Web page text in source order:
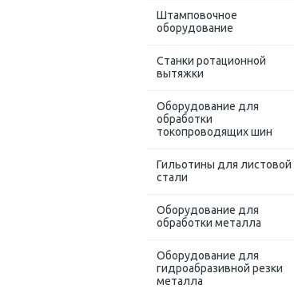
Штамповочное
оборудование
Станки ротационной
вытяжки
Оборудование для
обработки
токопроводящих шин
Гильотины для листовой
стали
Оборудование для
обработки металла
Оборудование для
гидроабразивной резки
металла